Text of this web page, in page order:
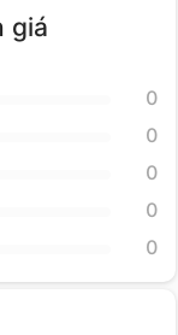
giá
0
0
0
0
0